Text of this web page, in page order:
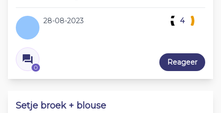
28-08-2023
0
4
Reageer
Setje broek + blouse